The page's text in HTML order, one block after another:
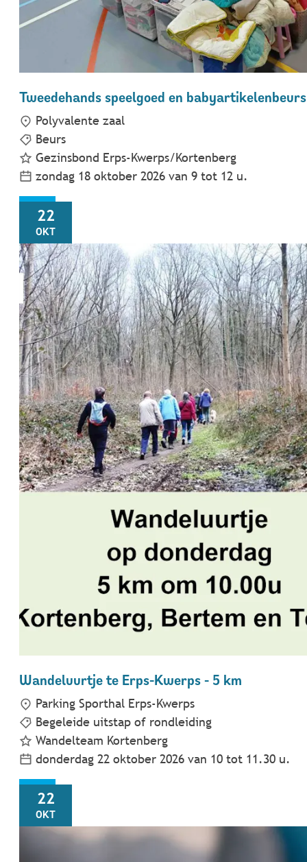
Tweedehands speelgoed en babyartikelenbeurs
Polyvalente zaal
Beurs
Gezinsbond Erps-Kwerps/Kortenberg
zondag 18 oktober 2026 van 9 tot 12 u.
DO22
OKT
Wandeluurtje te Erps-Kwerps - 5 km
Wandeluurtje te Erps-Kwerps - 5 km
Parking Sporthal Erps-Kwerps
Begeleide uitstap of rondleiding
Wandelteam Kortenberg
donderdag 22 oktober 2026 van 10 tot 11.30 u.
DO22
OKT
Geen zorgen over erfrecht en zorgvolmacht